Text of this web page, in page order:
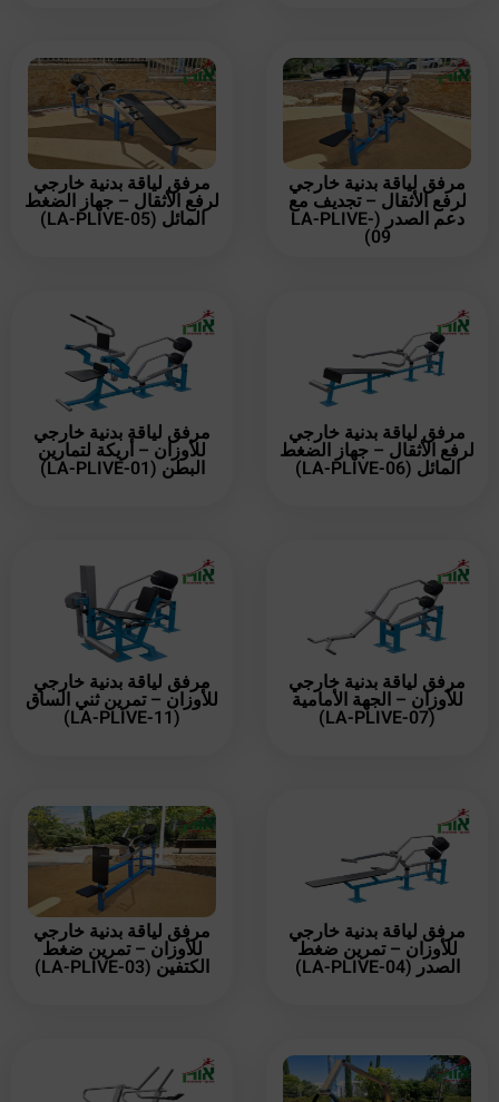
مرفق لياقة بدنية خارجي
لرفع الأثقال – تجديف مع
دعم الصدر (LA-PLIVE-
09)
مرفق لياقة بدنية خارجي
لرفع الأثقال – جهاز الضغط
المائل (LA-PLIVE-05)
مرفق لياقة بدنية خارجي
لرفع الأثقال – جهاز الضغط
المائل (LA-PLIVE-06)
مرفق لياقة بدنية خارجي
للأوزان – أريكة لتمارين
البطن (LA-PLIVE-01)
مرفق لياقة بدنية خارجي
للأوزان – الجهة الأمامية
(LA-PLIVE-07)
مرفق لياقة بدنية خارجي
للأوزان – تمرين ثني الساق
(LA-PLIVE-11)
مرفق لياقة بدنية خارجي
للأوزان – تمرين ضغط
الصدر (LA-PLIVE-04)
مرفق لياقة بدنية خارجي
للأوزان – تمرين ضغط
الكتفين (LA-PLIVE-03)